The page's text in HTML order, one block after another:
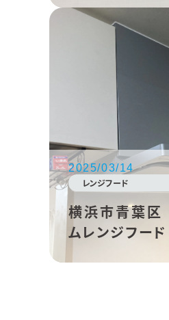
2025/03/14
レンジフード
横浜市青葉
ムレンジフード